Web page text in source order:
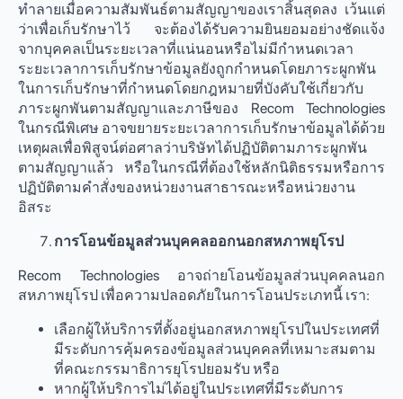
ทำลายเมื่อความสัมพันธ์ตามสัญญาของเราสิ้นสุดลง เว้นแต่
ว่าเพื่อเก็บรักษาไว้ จะต้องได้รับความยินยอมอย่างชัดแจ้ง
จากบุคคลเป็นระยะเวลาที่แน่นอนหรือไม่มีกำหนดเวลา
ระยะเวลาการเก็บรักษาข้อมูลยังถูกกำหนดโดยภาระผูกพัน
ในการเก็บรักษาที่กำหนดโดยกฎหมายที่บังคับใช้เกี่ยวกับ
ภาระผูกพันตามสัญญาและภาษีของ Recom Technologies
ในกรณีพิเศษ อาจขยายระยะเวลาการเก็บรักษาข้อมูลได้ด้วย
เหตุผลเพื่อพิสูจน์ต่อศาลว่าบริษัทได้ปฏิบัติตามภาระผูกพัน
ตามสัญญาแล้ว หรือในกรณีที่ต้องใช้หลักนิติธรรมหรือการ
ปฏิบัติตามคำสั่งของหน่วยงานสาธารณะหรือหน่วยงาน
อิสระ
การโอนข้อมูลส่วนบุคคลออกนอกสหภาพยุโรป
Recom Technologies อาจถ่ายโอนข้อมูลส่วนบุคคลนอก
สหภาพยุโรป เพื่อความปลอดภัยในการโอนประเภทนี้ เรา:
เลือกผู้ให้บริการที่ตั้งอยู่นอกสหภาพยุโรปในประเทศที่
มีระดับการคุ้มครองข้อมูลส่วนบุคคลที่เหมาะสมตาม
ที่คณะกรรมาธิการยุโรปยอมรับ หรือ
หากผู้ให้บริการไม่ได้อยู่ในประเทศที่มีระดับการ